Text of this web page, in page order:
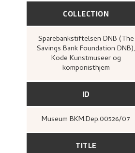
COLLECTION
Sparebankstiftelsen DNB (The
Savings Bank Foundation DNB),
Kode Kunstmuseer og
komponisthjem
ID
Museum BKM.Dep.00526/07
TITLE